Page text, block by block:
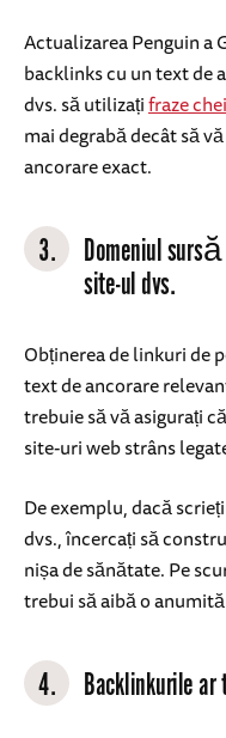
Actualizarea Penguin a
backlinks cu un text de
dvs. să utilizațifraze
mai degrabă decât să
ancorare exact.
3.
Domeniul
site-ul dvs.
Obținerea de linkuri de
text de ancorare
trebuie să vă asigurați
site-uri web strâns
De exemplu, dacă
dvs., încercați să
nișa de sănătate. Pe
trebui să aibă o
4. Backlinkurile